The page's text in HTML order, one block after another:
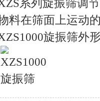
系列旋振筛调
料在筛面上运动
旋振筛外